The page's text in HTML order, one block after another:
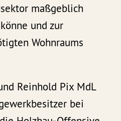
maßgeblich
und zur
Wohnraums
Reinhold Pix MdL
bei